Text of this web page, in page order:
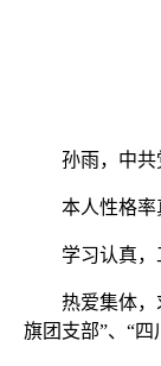
孙雨，中共
本人性格
学习认真，
热爱集体，
旗团支部”、“四